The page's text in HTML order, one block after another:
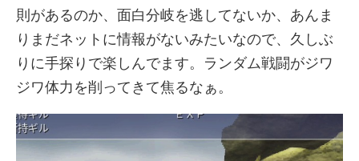
則があるのか、面白分岐を逃してないか、あんま
りまだネットに情報がないみたいなので、久しぶ
りに手探りで楽しんでます。ランダム戦闘がジワ
ジワ体力を削ってきて焦るなぁ。